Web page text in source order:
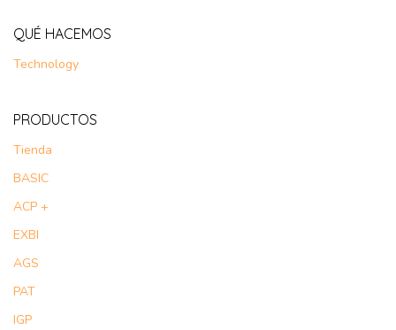
QUÉ HACEMOS
Technology
PRODUCTOS
Tienda
BASIC
ACP +
EXBI
AGS
PAT
IGP